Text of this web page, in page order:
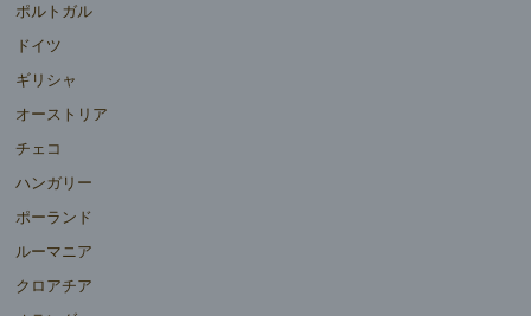
ポルトガル
ドイツ
ギリシャ
オーストリア
チェコ
ハンガリー
ポーランド
ルーマニア
クロアチア